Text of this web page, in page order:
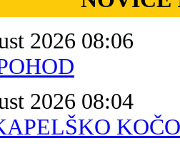
2026 08:06
2026 08:04
KOČO